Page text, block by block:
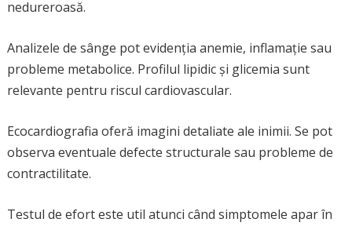
nedureroasă.
Analizele de sânge pot evidenția anemie, inflamație sau
probleme metabolice. Profilul lipidic și glicemia sunt
relevante pentru riscul cardiovascular.
Ecocardiografia oferă imagini detaliate ale inimii. Se pot
observa eventuale defecte structurale sau probleme de
contractilitate.
Testul de efort este util atunci când simptomele apar în